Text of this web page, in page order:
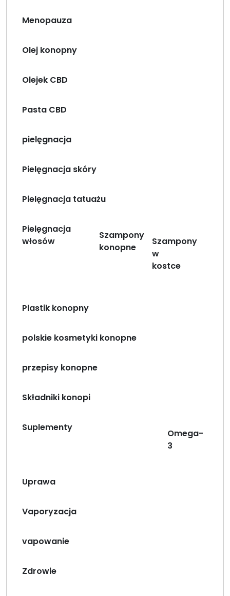
Menopauza
Olej konopny
Olejek CBD
Pasta CBD
pielęgnacja
Pielęgnacja skóry
Pielęgnacja tatuażu
Pielęgnacja
włosów
Szampony
konopne
Szampony
w
kostce
Plastik konopny
polskie kosmetyki konopne
przepisy konopne
Składniki konopi
Suplementy
Omega-
3
Uprawa
Vaporyzacja
vapowanie
Zdrowie